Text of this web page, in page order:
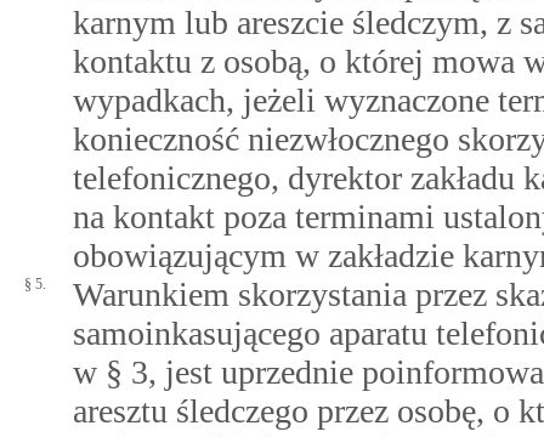
karnym lub areszcie śledczym, z
kontaktu z osobą, o której mowa
wypadkach, jeżeli wyznaczone
konieczność niezwłocznego
telefonicznego, dyrektor zakładu
na kontakt poza terminami
obowiązującym w zakładzie
§ 5.
Warunkiem skorzystania przez
samoinkasującego aparatu
w § 3, jest uprzednie
aresztu śledczego przez osobę, o